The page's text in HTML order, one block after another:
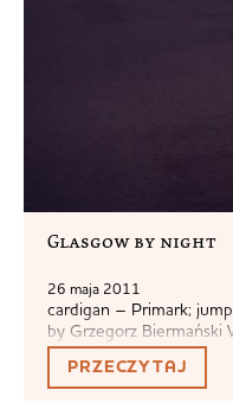
Glasgow by night
26 maja 2011
cardigan – Primark;
by Grzegorz Biermański
skomplikowanym
miesiące życia w
opuszczenia mego
PRZECZYTAJ